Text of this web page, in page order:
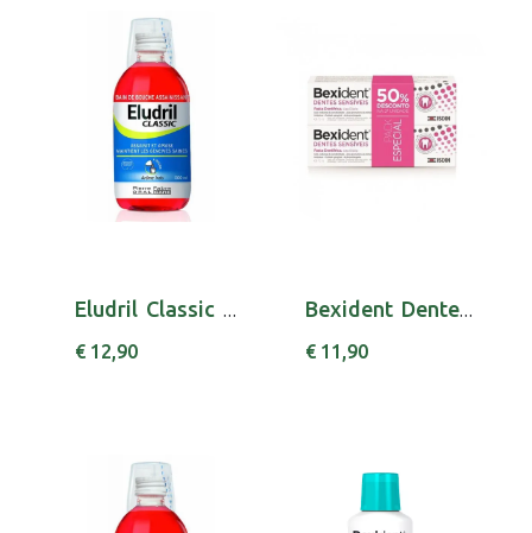
Eludril Classic Colut 200ml
€ 12,90
Bexident Dentes Sensiveis Promo Duo Pasta Den...
€ 11,90